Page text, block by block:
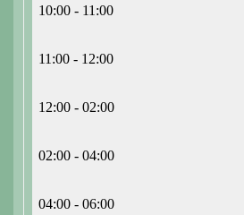
10:00 - 11:00
11:00 - 12:00
12:00 - 02:00
02:00 - 04:00
04:00 - 06:00